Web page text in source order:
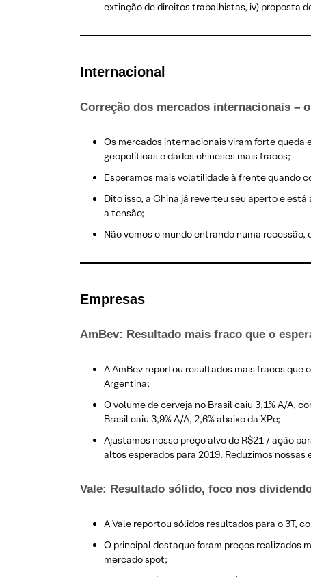
extinção de direitos trabalhistas, iv) proposta
Internacional
Correção dos mercados internacionais –
Os mercados internacionais viram forte queda
geopolíticas e dados chineses mais fracos;
Esperamos mais volatilidade à frente quando
Dito isso, a China já reverteu seu aperto e
a tensão;
Não vemos o mundo entrando numa
Empresas
AmBev: Resultado mais fraco que o
A AmBev reportou resultados mais fracos que
Argentina;
O volume de cerveja no Brasil caiu 3,1% A/A,
Brasil caiu 3,9% A/A, 2,6% abaixo da XPe;
Ajustamos nosso preço alvo de R$21 / ação
altos esperados para 2019. Reduzimos
Vale: Resultado sólido, foco nos
​A Vale reportou sólidos resultados para o 3T,
O principal destaque foram preços realizados
mercado spot;